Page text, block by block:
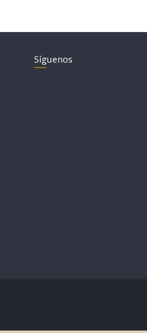
Síguenos